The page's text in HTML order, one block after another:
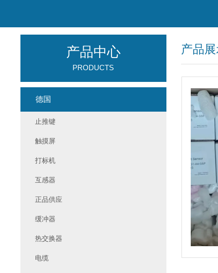
产品
产品中心
PRODUCTS
德国
止推键
触摸屏
打标机
互感器
正品供应
缓冲器
热交换器
电缆